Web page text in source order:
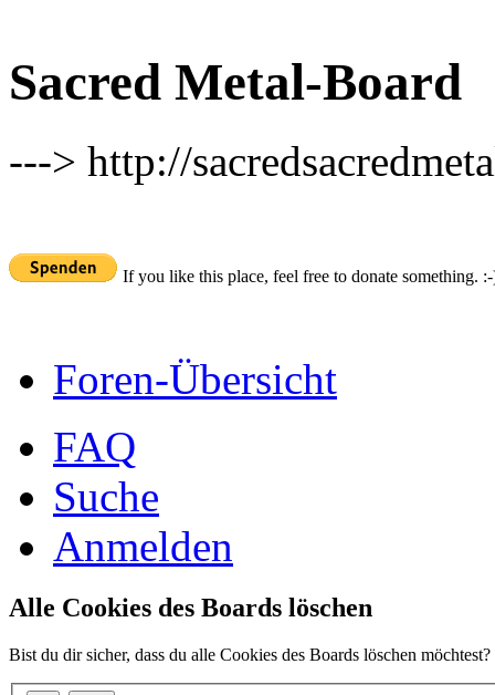
Sacred Metal-Board
---> http://
If you like this place, feel free to donate something.
Foren-Übersicht
FAQ
Suche
Anmelden
Alle Cookies des Boards löschen
Bist du dir sicher, dass du alle Cookies des Boards löschen möchtest?